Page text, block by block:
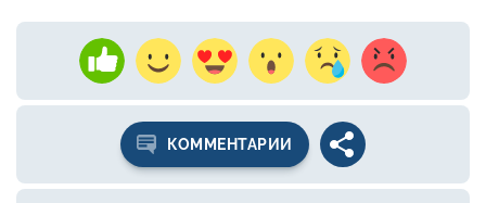
КОММЕНТАРИИ